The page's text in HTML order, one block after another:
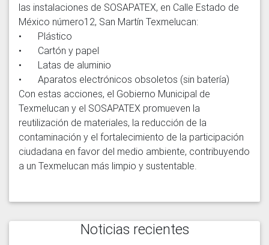
las instalaciones de SOSAPATEX, en Calle Estado de
México número12, San Martín Texmelucan:
•	Plástico
•	Cartón y papel
•	Latas de aluminio
•	Aparatos electrónicos obsoletos (sin batería)
Con estas acciones, el Gobierno Municipal de
Texmelucan y el SOSAPATEX promueven la
reutilización de materiales, la reducción de la
contaminación y el fortalecimiento de la participación
ciudadana en favor del medio ambiente, contribuyendo
Noticias recientes